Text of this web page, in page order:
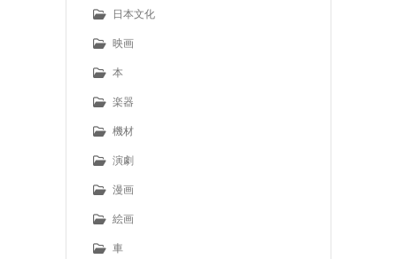
日本文化
映画
本
楽器
機材
演劇
漫画
絵画
車